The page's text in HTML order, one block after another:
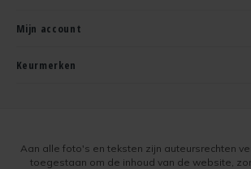
Mijn account
Keurmerken
Aan alle foto's en teksten zijn auteursrechten
toegestaan om de inhoud van de website,